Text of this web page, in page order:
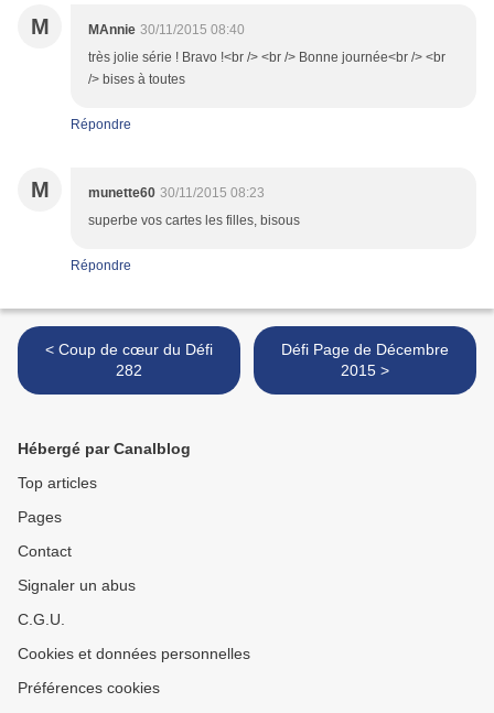
M MAnnie 30/11/2015 08:40
très jolie série ! Bravo !<br /> <br /> Bonne journée<br /> <br
/> bises à toutes
Répondre
M munette60 30/11/2015 08:23
superbe vos cartes les filles, bisous
Répondre
< Coup de cœur du Défi
282
Défi Page de Décembre
2015 >
Hébergé par Canalblog
Top articles
Pages
Contact
Signaler un abus
C.G.U.
Cookies et données personnelles
Préférences cookies